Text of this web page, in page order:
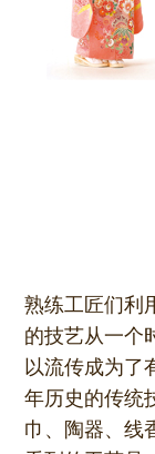
熟练工匠们利
的技艺从一个
以流传成为了
年历史的传统
巾、陶器、线